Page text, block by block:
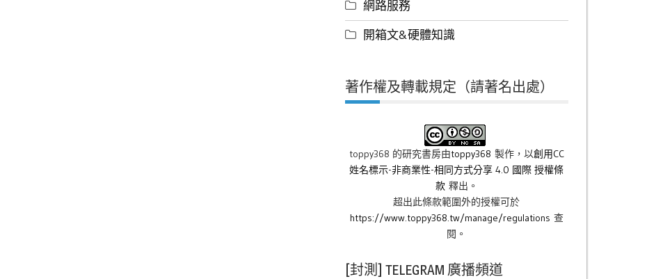
網路服務
開箱文&硬體知識
著作權及轉載規定（請著名出處）
toppy368 的研究書房由toppy368 製作，以創用CC
姓名標示-非商業性-相同方式分享 4.0 國際 授權條
款 釋出。
超出此條款範圍外的授權可於
https://www.toppy368.tw/manage/regulations 查
閱。
[封測] TELEGRAM 廣播頻道